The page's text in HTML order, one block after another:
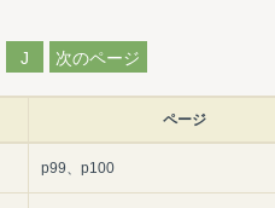
J 次のページ
ページ
p99、p100